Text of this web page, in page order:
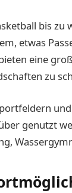
bis
etwas
eine
zu
genutzt